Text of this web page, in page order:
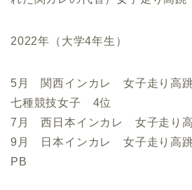
2022年（大学4年生）
5月 関西インカレ 女子走り
七種競技女子 4位
7月 西日本インカレ 女子走り
9月 日本インカレ 女子走り
PB